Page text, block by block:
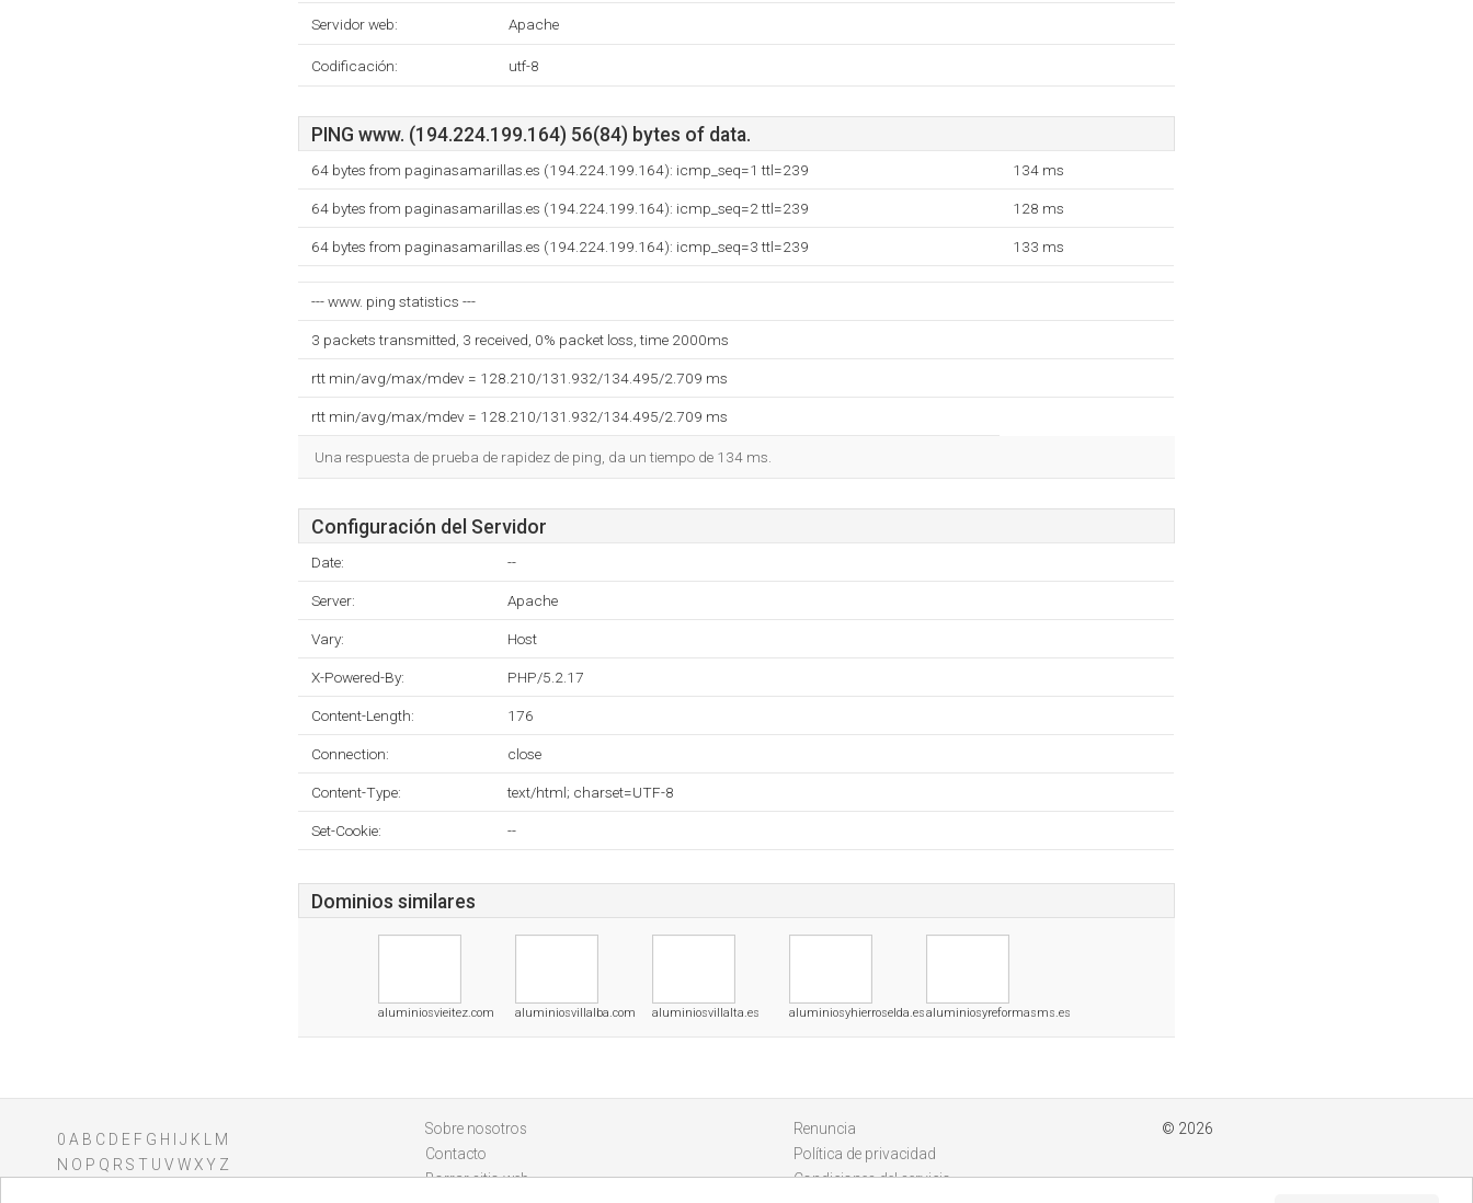
Servidor web: Apache
Codificación: utf-8
PING www. (194.224.199.164) 56(84) bytes of data.
64 bytes from paginasamarillas.es (194.224.199.164): icmp_seq=1 ttl=239 134 ms
64 bytes from paginasamarillas.es (194.224.199.164): icmp_seq=2 ttl=239 128 ms
64 bytes from paginasamarillas.es (194.224.199.164): icmp_seq=3 ttl=239 133 ms
--- www. ping statistics ---
3 packets transmitted, 3 received, 0% packet loss, time 2000ms
rtt min/avg/max/mdev = 128.210/131.932/134.495/2.709 ms
rtt min/avg/max/mdev = 128.210/131.932/134.495/2.709 ms
Una respuesta de prueba de rapidez de ping, da un tiempo de 134 ms.
Configuración del Servidor
Date: --
Server: Apache
Vary: Host
X-Powered-By: PHP/5.2.17
Content-Length: 176
Connection: close
Content-Type: text/html; charset=UTF-8
Set-Cookie: --
Dominios similares
aluminiosvieitez.com aluminiosvillalba.com aluminiosvillalta.es aluminiosyhierroselda.esaluminiosyreformasms.es
0 A B C D E F G H J K
M
N O P Q R S T U V WXY Z
Sobre nosotros
Contacto
Borrar sitio web
Renuncia
Política de privacidad
Condiciones del servicio
© 2026